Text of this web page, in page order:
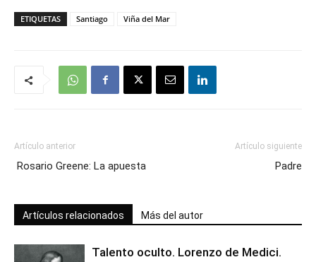
ETIQUETAS Santiago Viña del Mar
Artículo anterior
Rosario Greene: La apuesta
Artículo siguiente
Padre
Artículos relacionados Más del autor
Talento oculto. Lorenzo de Medici.